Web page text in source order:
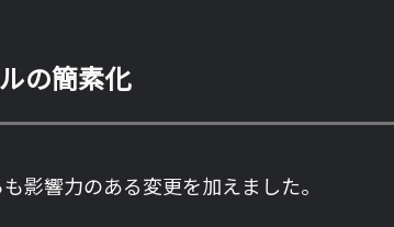
の簡素化
影響力のある変更を加えました。